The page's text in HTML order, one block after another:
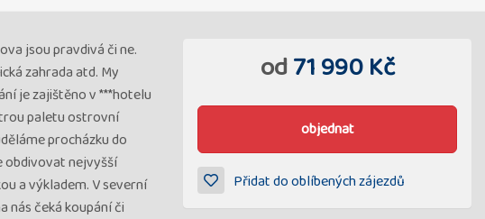
od71 990 Kč
objednat
Přidat do oblíbených zájezdů
jsou pravdivá či ne.
zahrada atd. My
je zajištěno v ***hotelu
paletu ostrovní
procházku do
obdivovat nejvyšší
a výkladem. V severní
nás čeká koupání či